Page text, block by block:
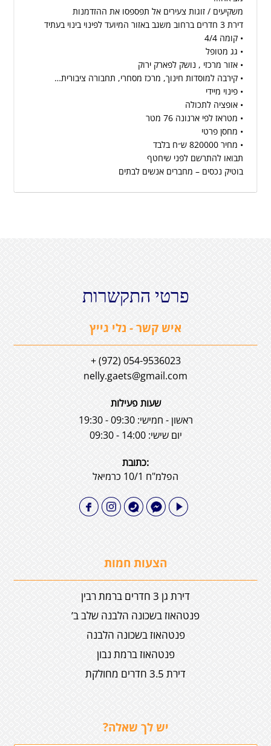
משקיעים / זוגות צעירים אל תפספסו את ההזדמנות
דירת 3 חדרים ברחוב משגב באזור המיועד לפינוי בינוי בעתיד
• קומה 4/4
• גג מטופל
• אזור מרכזי , נושק לפארק ירוק
• קירבה למוסדות חינוך, מרכז מסחרי, תחבורה ציבורית…
• פינוי מיידי
• אופציה לתכולה
• מטראז לפי ארנונה 76 מטר
• מחסן פרטי
• מחיר 820000 ש״ח בלבד
תבואו להתרשם לפני שיחטף
בוטיק נכסים – מחברים אנשים לבתים
פרטי התקשרות
איש קשר - נלי גייץ
054-9536023 (972) +
nelly.gaets@gmail.com
שעות פעילות
ראשון - חמישי: 09:30 - 19:30
יום שישי: 14:00 - 09:30
:כתובת
הפלמ"ח 10/1 כרמיאל
הצעות חמות
דירת גן 3 חדרים ברמת רבין
פנטהאוז בשכונה הלבנה שלב ב’
פנטהאוז בשכונה הלבנה
פנטהאוז ברמת נבון
דירת 3.5 חדרים מחולקת
יש לך שאלה?